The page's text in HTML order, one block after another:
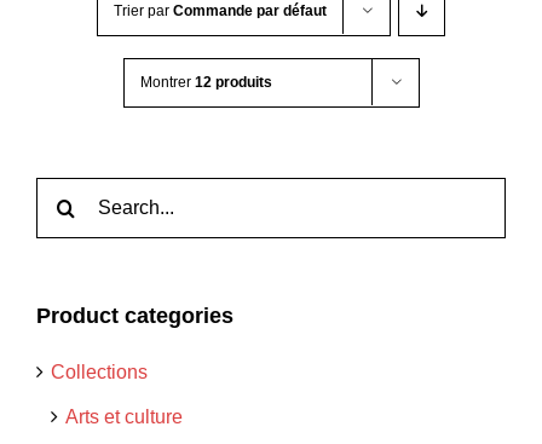
Trier par Commande par défaut
Montrer 12 produits
Product categories
Collections
Arts et culture